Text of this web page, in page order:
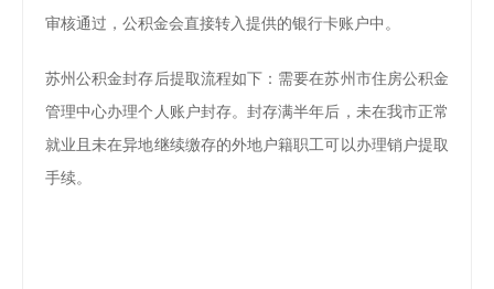
审核通过，公积金会直接转入提供的银行卡账户中。
苏州公积金封存后提取流程如下：需要在苏州市住房公积金
管理中心办理个人账户封存。封存满半年后，未在我市正常
就业且未在异地继续缴存的外地户籍职工可以办理销户提取
手续。